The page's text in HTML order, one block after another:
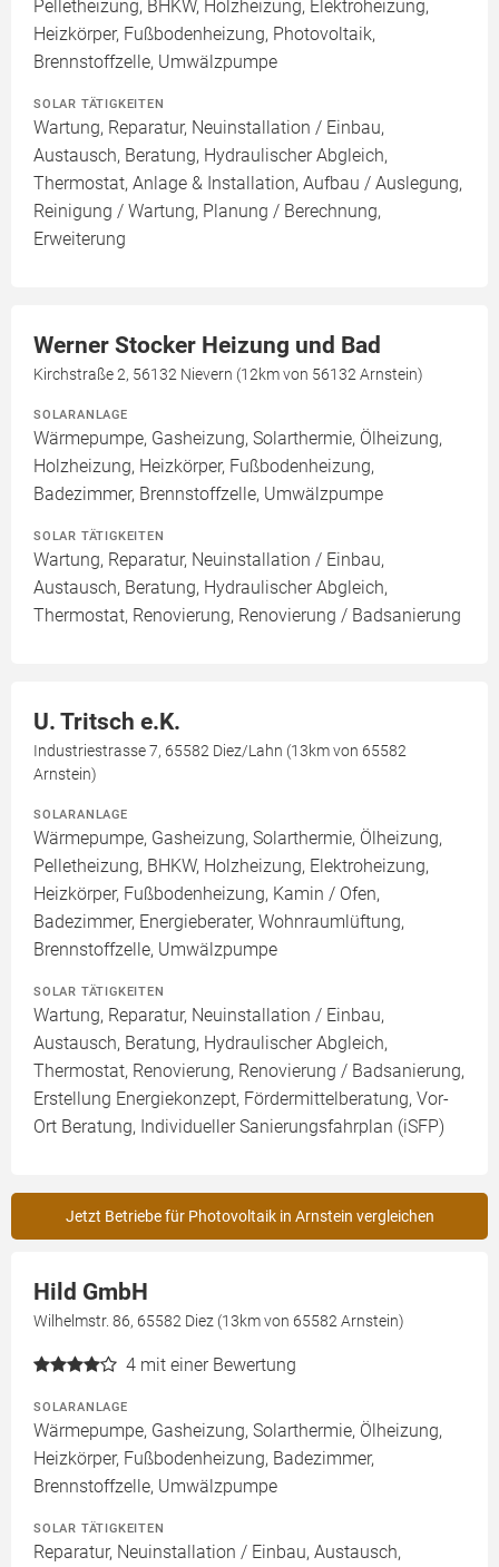
Pelletheizung, BHKW, Holzheizung, Elektroheizung,
Heizkörper, Fußbodenheizung, Photovoltaik,
Brennstoffzelle, Umwälzpumpe
SOLAR TÄTIGKEITEN
Wartung, Reparatur, Neuinstallation / Einbau,
Austausch, Beratung, Hydraulischer Abgleich,
Thermostat, Anlage & Installation, Aufbau / Auslegung,
Reinigung / Wartung, Planung / Berechnung,
Erweiterung
Werner Stocker Heizung und Bad
Kirchstraße 2, 56132 Nievern (12km von 56132 Arnstein)
SOLARANLAGE
Wärmepumpe, Gasheizung, Solarthermie, Ölheizung,
Holzheizung, Heizkörper, Fußbodenheizung,
Badezimmer, Brennstoffzelle, Umwälzpumpe
SOLAR TÄTIGKEITEN
Wartung, Reparatur, Neuinstallation / Einbau,
Austausch, Beratung, Hydraulischer Abgleich,
Thermostat, Renovierung, Renovierung / Badsanierung
U. Tritsch e.K.
Industriestrasse 7, 65582 Diez/Lahn (13km von 65582
Arnstein)
SOLARANLAGE
Wärmepumpe, Gasheizung, Solarthermie, Ölheizung,
Pelletheizung, BHKW, Holzheizung, Elektroheizung,
Heizkörper, Fußbodenheizung, Kamin / Ofen,
Badezimmer, Energieberater, Wohnraumlüftung,
Brennstoffzelle, Umwälzpumpe
SOLAR TÄTIGKEITEN
Wartung, Reparatur, Neuinstallation / Einbau,
Austausch, Beratung, Hydraulischer Abgleich,
Thermostat, Renovierung, Renovierung / Badsanierung,
Erstellung Energiekonzept, Fördermittelberatung, Vor-
Ort Beratung, Individueller Sanierungsfahrplan (iSFP)
Jetzt Betriebe für Photovoltaik in Arnstein vergleichen
Hild GmbH
Wilhelmstr. 86, 65582 Diez (13km von 65582 Arnstein)
4 mit einer Bewertung
SOLARANLAGE
Wärmepumpe, Gasheizung, Solarthermie, Ölheizung,
Heizkörper, Fußbodenheizung, Badezimmer,
Brennstoffzelle, Umwälzpumpe
SOLAR TÄTIGKEITEN
Reparatur, Neuinstallation / Einbau, Austausch,